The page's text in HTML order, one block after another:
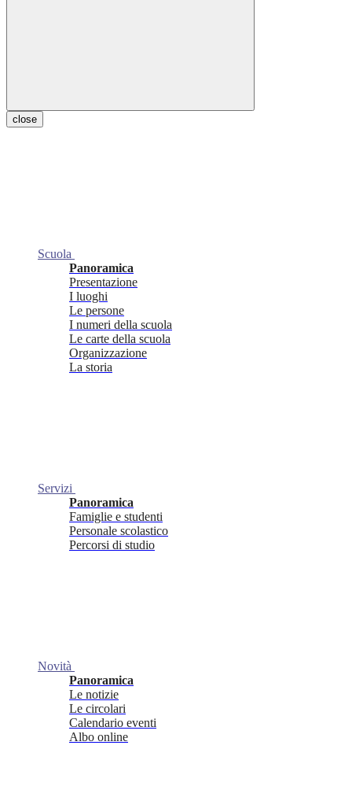
close
Scuola
Panoramica
Presentazione
I luoghi
Le persone
I numeri della scuola
Le carte della scuola
Organizzazione
La storia
Servizi
Panoramica
Famiglie e studenti
Personale scolastico
Percorsi di studio
Novità
Panoramica
Le notizie
Le circolari
Calendario eventi
Albo online